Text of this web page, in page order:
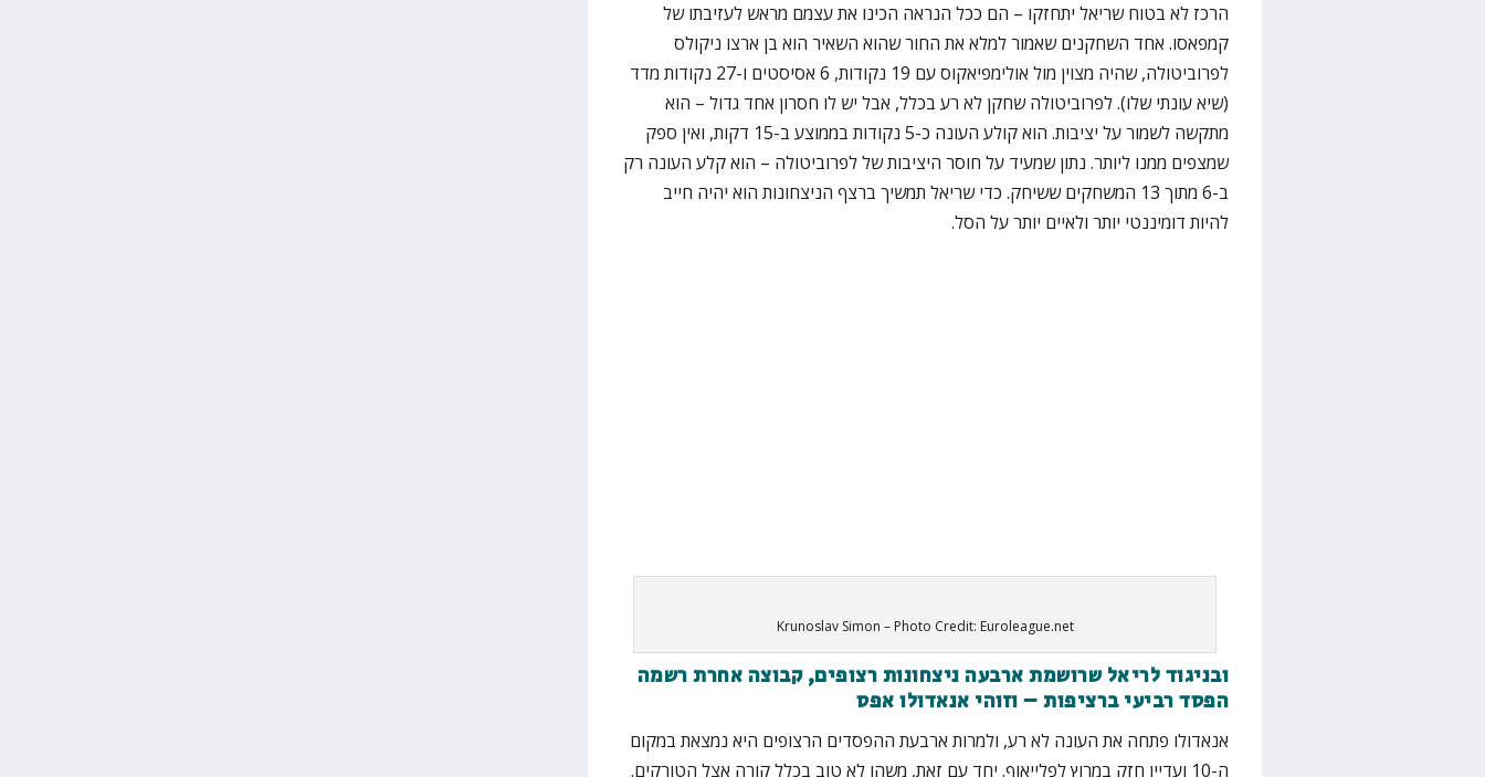
הרכז לא בטוח שריאל יתחזקו – הם ככל הנראה הכינו את עצמם מראש לעזיבתו של
קמפאסו. אחד השחקנים שאמור למלא את החור שהוא השאיר הוא בן ארצו ניקולס
לפרוביטולה, שהיה מצוין מול אולימפיאקוס עם 19 נקודות, 6 אסיסטים ו-27 נקודות מדד
(שיא עונתי שלו). לפרוביטולה שחקן לא רע בכלל, אבל יש לו חסרון אחד גדול – הוא
מתקשה לשמור על יציבות. הוא קולע העונה כ-5 נקודות בממוצע ב-15 דקות, ואין ספק
שמצפים ממנו ליותר. נתון שמעיד על חוסר היציבות של לפרוביטולה – הוא קלע העונה רק
ב-6 מתוך 13 המשחקים ששיחק. כדי שריאל תמשיך ברצף הניצחונות הוא יהיה חייב
להיות דומיננטי יותר ולאיים יותר על הסל.
Krunoslav Simon – Photo Credit: Euroleague.net
ובניגוד לריאל שרושמת ארבעה ניצחונות רצופים, קבוצה אחרת רשמה
הפסד רביעי ברציפות – וזוהי אנאדולו אפס
אנאדולו פתחה את העונה לא רע, ולמרות ארבעת ההפסדים הרצופים היא נמצאת במקום
ה-10 ועדיין חזק במרוץ לפלייאוף. יחד עם זאת, משהו לא טוב בכלל קורה אצל הטורקים.